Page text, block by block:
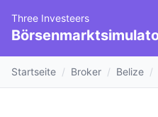
Three Investeers
Startseite / Broker / Belize /